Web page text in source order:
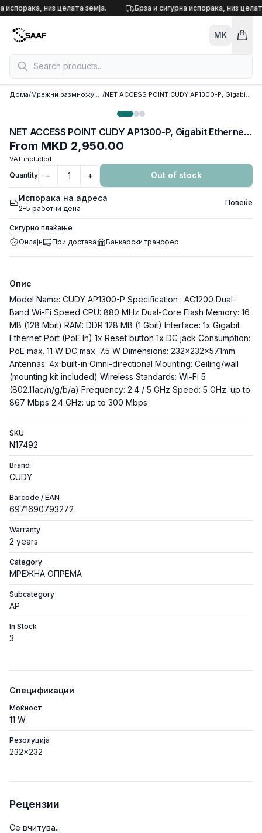
Skip to content
испорака, низ целата земја. Брза и сигурна испорака, низ
MK
Дома/ Мрежни размножувачи и акцес поинт / NET ACCESS POINT CUDY AP1300-P, Gigabit Ethernet PoE (POE Adapter included)
NET ACCESS POINT CUDY AP1300-P, Gigabit Ethernet PoE (POE Adapter included)
From MKD 2,950.00
VAT included
Quantity − + Out of stock
Испорака на адреса
2–5 работни дена
Повеќе
Сигурно плаќање
Онлајн
При достава Банкарски трансфер
Опис
Model Name: CUDY AP1300-P Specification : AC1200 Dual-
Band Wi-Fi Speed CPU: 880 MHz Dual-Core Flash Memory: 16
MB (128 Mbit) RAM: DDR 128 MB (1 Gbit) Interface: 1x Gigabit
Ethernet Port (PoE In) 1x Reset button 1x DC jack Consumption:
PoE max. 11 W DC max. 7.5 W Dimensions: 232×232×57.1mm
Antennas: 4x built-in Omni-directional Mounting: Ceiling/wall
(mounting kit included) Wireless Standards: Wi-Fi 5
(802.11ac/n/g/b/a) Frequency: 2.4 / 5 GHz Speed: 5 GHz: up to
867 Mbps 2.4 GHz: up to 300 Mbps
SKU
N17492
Brand
CUDY
Barcode / EAN
6971690793272
Warranty
2 years
Category
МРЕЖНА ОПРЕМА
Subcategory
AP
In Stock
3
Спецификации
Моќност
11 W
Резолуција
232x232
Рецензии
Се вчитува...